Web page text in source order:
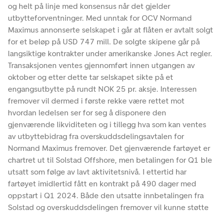
og helt på linje med konsensus når det gjelder
utbytteforventninger. Med unntak for OCV Normand
Maximus annonserte selskapet i går at flåten er avtalt solgt
for et beløp på USD 747 mill. De solgte skipene går på
langsiktige kontrakter under amerikanske Jones Act regler.
Transaksjonen ventes gjennomført innen utgangen av
oktober og etter dette tar selskapet sikte på et
engangsutbytte på rundt NOK 25 pr. aksje. Interessen
fremover vil dermed i første rekke være rettet mot
hvordan ledelsen ser for seg å disponere den
gjenværende likviditeten og i tillegg hva som kan ventes
av utbyttebidrag fra overskuddsdelingsavtalen for
Normand Maximus fremover. Det gjenværende fartøyet er
chartret ut til Solstad Offshore, men betalingen for Q1 ble
utsatt som følge av lavt aktivitetsnivå. I ettertid har
fartøyet imidlertid fått en kontrakt på 490 dager med
oppstart i Q1 2024. Både den utsatte innbetalingen fra
Solstad og overskuddsdelingen fremover vil kunne støtte